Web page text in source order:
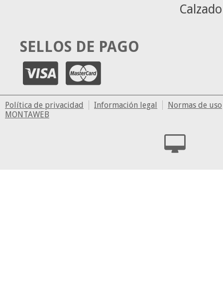
SELLOS DE PAGO
Política de privacidad Información legal
Normas de uso
MONTAWEB